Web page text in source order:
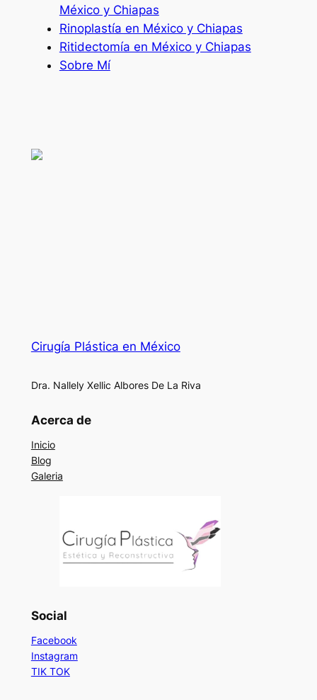
México y Chiapas
Rinoplastía en México y Chiapas
Ritidectomía en México y Chiapas
Sobre Mí
Cirugía Plástica en México
Dra. Nallely Xellic Albores De La Riva
Acerca de
Inicio
Blog
Galeria
Social
Facebook
Instagram
TIK TOK